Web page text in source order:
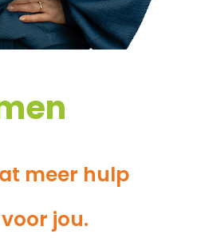
meer hulp
jou.